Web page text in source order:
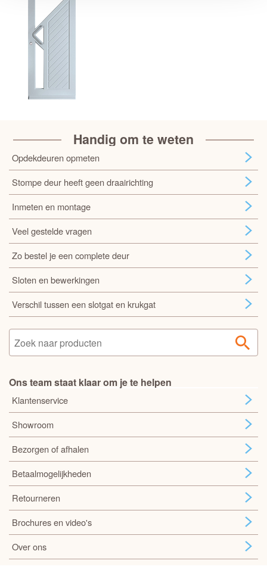
Handig om te weten
Opdekdeuren opmeten
Stompe deur heeft geen draairichting
Inmeten en montage
Veel gestelde vragen
Zo bestel je een complete deur
Sloten en bewerkingen
Verschil tussen een slotgat en krukgat
Ons team staat klaar om je te helpen
Klantenservice
Showroom
Bezorgen of afhalen
Betaalmogelijkheden
Retourneren
Brochures en video's
Over ons